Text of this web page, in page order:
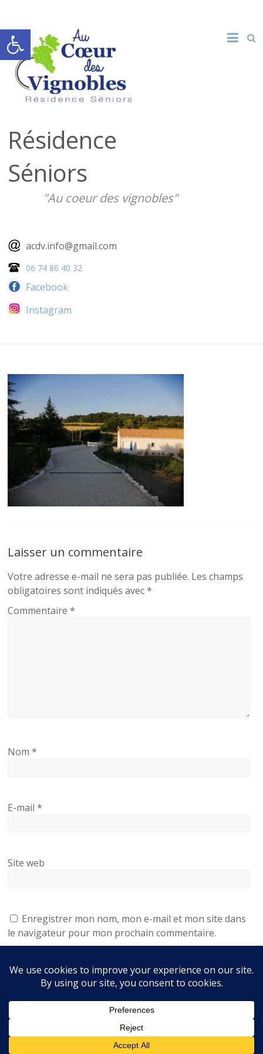
Ouvrir la barre d’outils
Résidence
Séniors
"Au coeur des vignobles"
acdv.info@gmail.com
06 74 86 40 32
Facebook
Instagram
Laisser un commentaire
Votre adresse e-mail ne sera pas publiée. Les champs
obligatoires sont indiqués avec*
Commentaire*
Nom*
E-mail*
Site web
Enregistrer mon nom, mon e-mail et mon site dans
le navigateur pour mon prochain commentaire.
Nos maisons
La ville de Mirambeau
Liens utiles Services
Avis
Mentions légales